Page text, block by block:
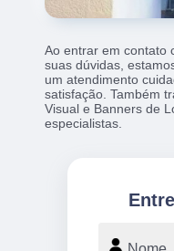
Ao entrar em contato
suas dúvidas,
um atendimento
satisfação. Também
Visual e Banners de
especialistas.